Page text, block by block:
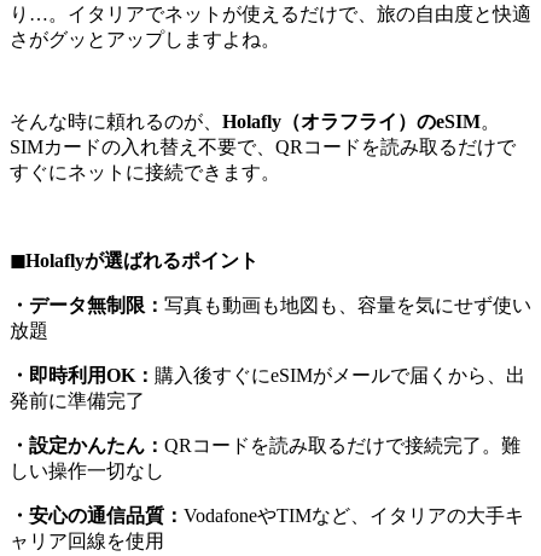
り…。イタリアでネットが使えるだけで、旅の自由度と快適
さがグッとアップしますよね。
そんな時に頼れるのが、 Holafly（オラフライ）のeSIM。
SIMカードの入れ替え不要で、QRコードを読み取るだけで
すぐにネットに接続できます。
◼︎Holaflyが選ばれるポイント
・データ無制限： 写真も動画も地図も、容量を気にせず使い
放題
・即時利用OK： 購入後すぐにeSIMがメールで届くから、出
発前に準備完了
・設定かんたん： QRコードを読み取るだけで接続完了。難
しい操作一切なし
・安心の通信品質： VodafoneやTIMなど、イタリアの大手キ
ャリア回線を使用